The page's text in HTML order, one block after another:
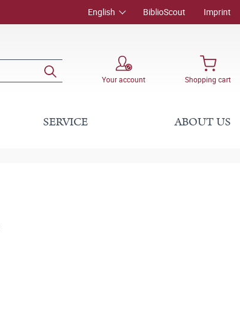
English BiblioScout Imprint
Your account Shopping cart
SERVICE ABOUT US